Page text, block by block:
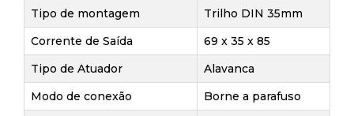
Tipo de montagem
Trilho DIN 35mm
Corrente de Saída
69 x 35 x 85
Tipo de Atuador
Alavanca
Modo de conexão
Borne a parafuso